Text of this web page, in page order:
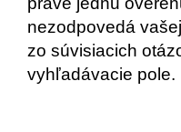
nezodpovedá
zo súvisiacich
vyhľadávacie pole.